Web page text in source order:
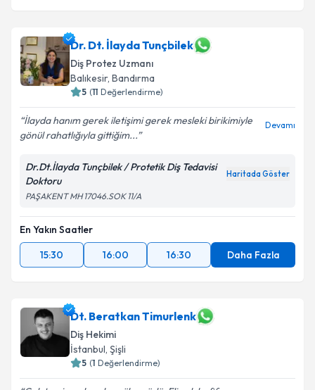
Dr. Dt. İlayda Tunçbilek
Diş Protez Uzmanı
Balıkesir, Bandırma
5 (11 Değerlendirme)
İlayda hanım gerek iletişimi gerek mesleki birikimiyle
gönül rahatlığıyla gittiğim...
Devamı
Dr.Dt.İlayda Tunçbilek / Protetik Diş Tedavisi
Doktoru
Haritada Göster
PAŞAKENT MH 17046.SOK 11/A
En Yakın Saatler
15:30
16:00 16:30 Daha Fazla
Dt. Beratkan Timurlenk
Diş Hekimi
İstanbul, Şişli
5 (1 Değerlendirme)